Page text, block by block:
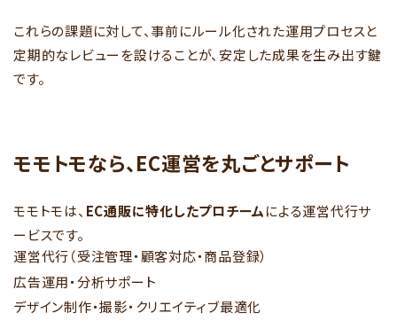
これらの課題に対して、事前にルール化された運用プロセスと
定期的なレビューを設けることが、安定した成果を生み出す鍵
です。
モモトモなら、EC運営を丸ごとサポート
モモトモは、 EC通販に特化したプロチームによる運営代行サ
ービスです。
運営代行（受注管理・顧客対応・商品登録）
広告運用・分析サポート
デザイン制作・撮影・クリエイティブ最適化